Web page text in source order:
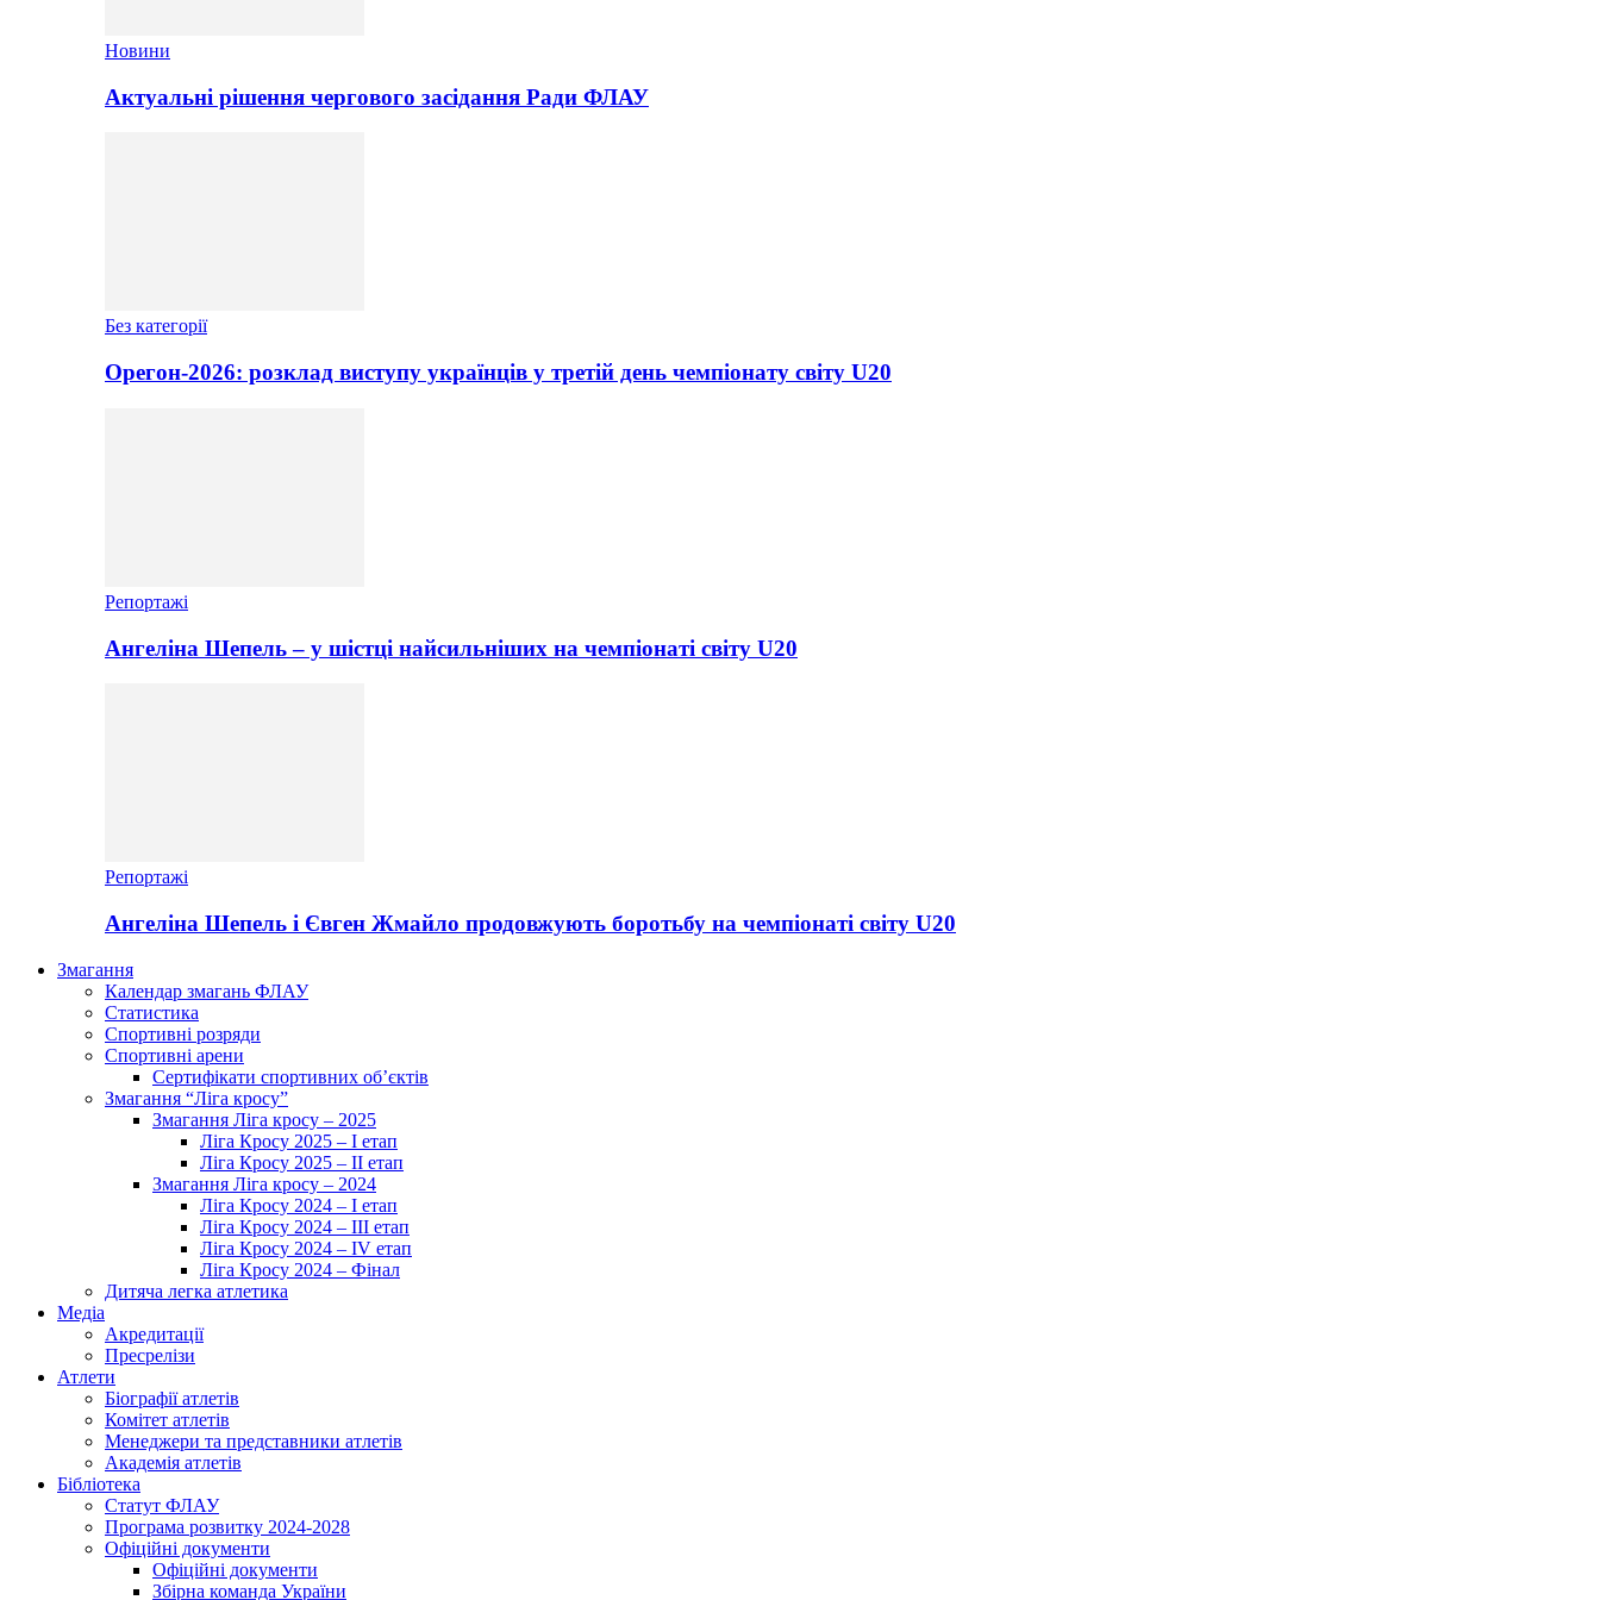
Новини
Актуальні рішення чергового засідання Ради ФЛАУ
Без категорії
Орегон-2026: розклад виступу українців у третій день чемпіонату світу U20
Репортажі
Ангеліна Шепель – у шістці найсильніших на чемпіонаті світу U20
Репортажі
Ангеліна Шепель і Євген Жмайло продовжують боротьбу на чемпіонаті світу U20
Змагання
Календар змагань ФЛАУ
Статистика
Спортивні розряди
Спортивні арени
Сертифікати спортивних об’єктів
Змагання “Ліга кросу”
Змагання Ліга кросу – 2025
Ліга Кросу 2025 – I етап
Ліга Кросу 2025 – II етап
Змагання Ліга кросу – 2024
Ліга Кросу 2024 – I етап
Ліга Кросу 2024 – III етап
Ліга Кросу 2024 – IV етап
Ліга Кросу 2024 – Фінал
Дитяча легка атлетика
Медіа
Акредитації
Пресрелізи
Атлети
Біографії атлетів
Комітет атлетів
Менеджери та представники атлетів
Академія атлетів
Бібліотека
Статут ФЛАУ
Програма розвитку 2024-2028
Офіційні документи
Офіційні документи
Збірна команда України